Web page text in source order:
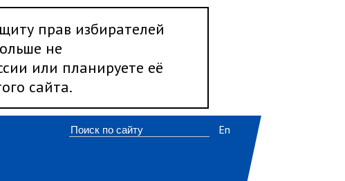
прав избирателей
не
или планируете её
сайта.
En